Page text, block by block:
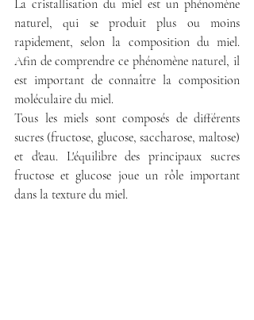
La cristallisation du miel est un phénomène
naturel, qui se produit plus ou moins
rapidement, selon la composition du miel.
Afin de comprendre ce phénomène naturel, il
est important de connaître la composition
moléculaire du miel.
Tous les miels sont composés de différents
sucres (fructose, glucose, saccharose, maltose)
et d'eau. L'équilibre des principaux sucres
fructose et glucose joue un rôle important
dans la texture du miel.